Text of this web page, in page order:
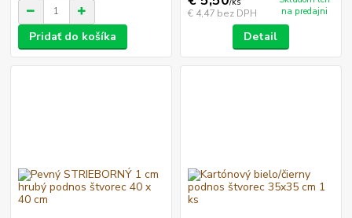
Pridať do košíka
€ 4,47 bez DPH
na predajni
Detail